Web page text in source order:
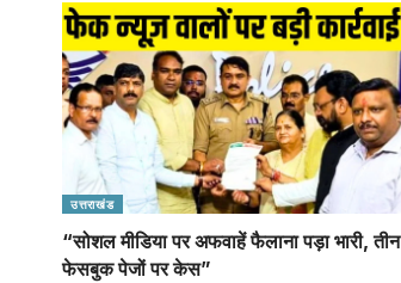
उत्तराखंड
“सोशल मीडिया पर अफवाहें फैलाना पड़ा भारी, तीन
फेसबुक पेजों पर केस”